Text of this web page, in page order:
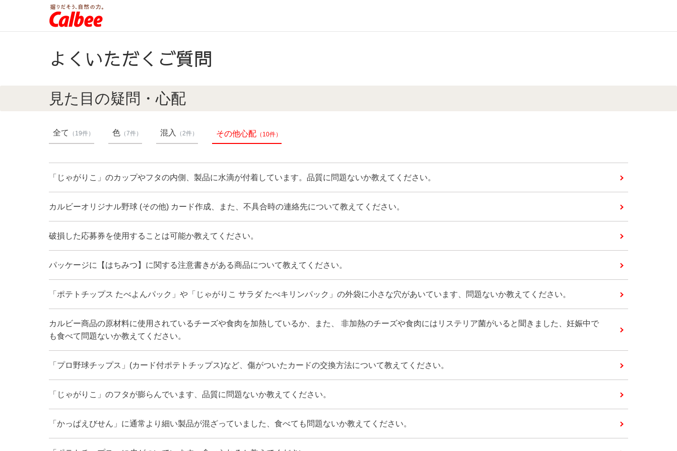
よくいただくご質問
見た目の疑問・心配
全て （19件） 色 （7件） 混入 （2件） その他心配 （10件）
「じゃがりこ」のカップやフタの内側、製品に水滴が付着しています。品質に問題ないか教えてください。
カルビーオリジナル野球 (その他) カード作成、また、不具合時の連絡先について教えてください。
破損した応募券を使用することは可能か教えてください。
パッケージに【はちみつ】に関する注意書きがある商品について教えてください。
「ポテトチップス たべよんパック」や「じゃがりこ サラダ たべキリンパック」の外袋に小さな穴があいています、問題ないか教えてください。
カルビー商品の原材料に使用されているチーズや食肉を加熱しているか、また、 非加熱のチーズや食肉にはリステリア菌がいると聞きました、妊娠中で
も食べて問題ないか教えてください。
「プロ野球チップス」(カード付ポテトチップス)など、傷がついたカードの交換方法について教えてください。
「じゃがりこ」のフタが膨らんでいます、品質に問題ないか教えてください。
「かっぱえびせん」に通常より細い製品が混ざっていました、食べても問題ないか教えてください。